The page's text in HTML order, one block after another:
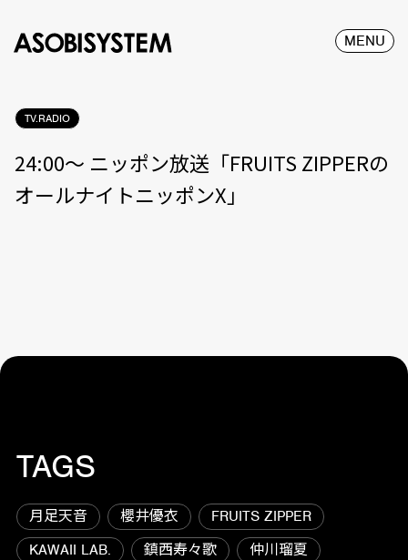
MENU
TV.RADIO
24:00〜 ニッポン放送「FRUITS ZIPPERの
オールナイトニッポンX」
TAGS
月足天音 櫻井優衣
FRUITS ZIPPER
KAWAII LAB.
鎮西寿々歌
仲川瑠夏